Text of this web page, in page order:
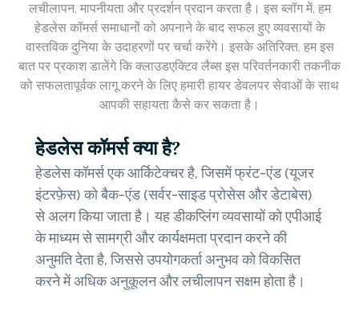
लचीलापन, मापनीयता और प्रदर्शन प्रदान करता है। इस ब्लॉग में, हम
हेडलेस कॉमर्स समाधानों को अपनाने के बाद सफल हुए व्यवसायों के
वास्तविक दुनिया के उदाहरणों पर चर्चा करेंगे। इसके अतिरिक्त, हम इस
बात पर प्रकाश डालेंगे कि क्लाउडएक्टिव लैब्स इस परिवर्तनकारी तकनीक
को सफलतापूर्वक लागू करने के लिए हमारी हायर डेवलपर सेवाओं के साथ
आपकी सहायता कैसे कर सकता है।
हेडलेस कॉमर्स क्या है?
हेडलेस कॉमर्स एक आर्किटेक्चर है, जिसमें फ्रंट-एंड (यूजर
इंटरफ़ेस) को बैक-एंड (सर्वर-साइड प्रोसेस और डेटाबेस)
से अलग किया जाता है। यह डीकप्लिंग व्यवसायों को एपीआई
के माध्यम से सामग्री और कार्यक्षमता प्रदान करने की
अनुमति देता है, जिससे उपयोगकर्ता अनुभव को विकसित
करने में अधिक अनुकूलन और लचीलापन सक्षम होता है।